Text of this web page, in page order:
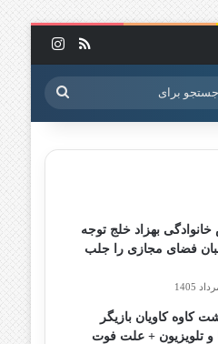
خوراک
جستجو
برای
بهزاد خلج توجه
فضای مجازی را جلب
کاوه کاویان بازیگر
و تلویزیون + علت فوت